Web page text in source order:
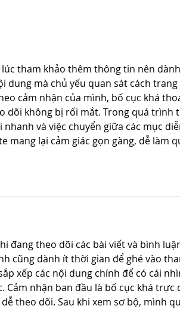
tham khảo thêm thông tin nên
mà chủ yếu quan sát cách trang
cảm nhận của mình, bố cục khá
dõi không bị rối mắt. Trong quá trình
và việc chuyển giữa các mục
lại cảm giác gọn gàng, dễ làm
đang theo dõi các bài viết và bình
cũng dành ít thời gian để ghé vào
xếp các nội dung chính để có cái
nhận ban đầu là bố cục khá trực
theo dõi. Sau khi xem sơ bộ, mình